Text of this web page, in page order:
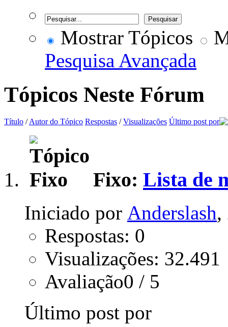
Mostrar Tópicos
Pesquisa Avançada
Tópicos Neste Fórum
Título /Autor do Tópico Respostas /Visualizações Último post por
Fixo: Lista de
Iniciado por Anderslash,
Respostas: 0
Visualizações: 32.491
Avaliação0 / 5
Último post por